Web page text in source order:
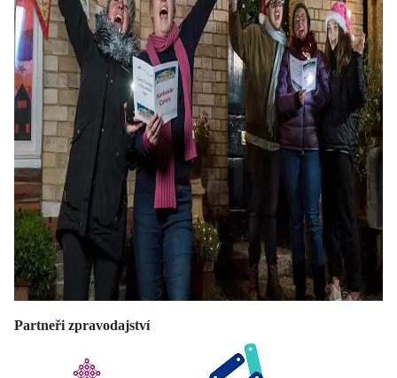
Partneři zpravodajství